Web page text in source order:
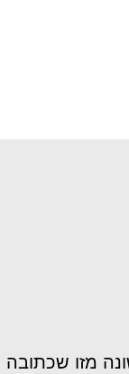
מזו שכתובה